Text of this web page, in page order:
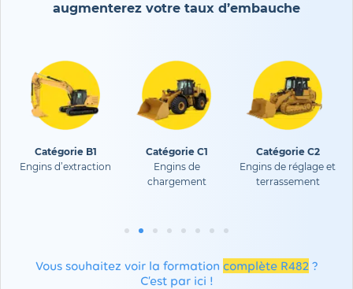
augmenterez votre taux d’embauche
Catégorie B1
Engins d’extraction
Catégorie C1
Engins de
chargement
Catégorie C2
Engins de réglage et
terrassement
Vous souhaitez voir la formation complète R482?
C’est par ici !